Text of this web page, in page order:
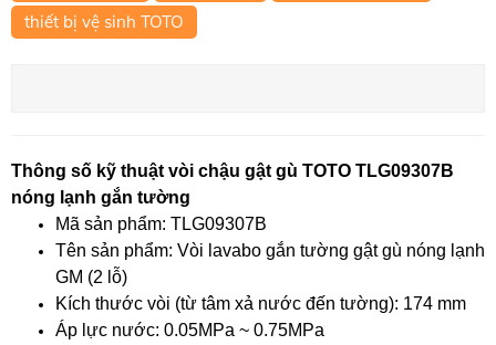
thiết bị vệ sinh TOTO
Thông số kỹ thuật vòi chậu gật gù TOTO TLG09307B
nóng lạnh gắn tường
Mã sản phẩm: TLG09307B
Tên sản phẩm: Vòi lavabo gắn tường gật gù nóng lạnh
GM (2 lỗ)
Kích thước vòi (từ tâm xả nước đến tường): 174 mm
Áp lực nước: 0.05MPa ~ 0.75MPa